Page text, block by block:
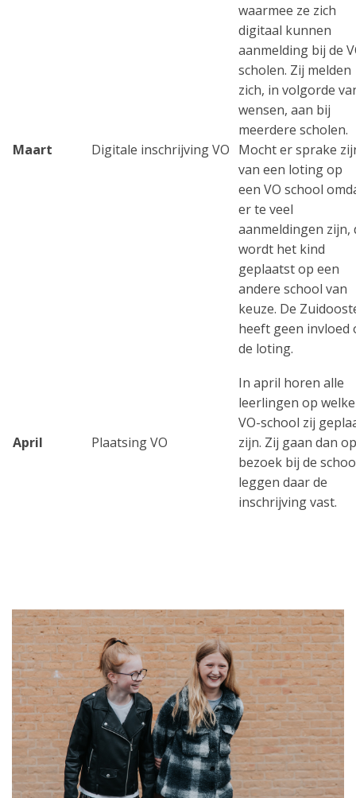
Maart Digitale inschrijving VO
waarmee ze zich
digitaal kunnen
aanmelding bij de
scholen. Zij melden
zich, in volgorde
wensen, aan bij
meerdere scholen.
Mocht er sprake
van een loting op
een VO school
er te veel
aanmeldingen zijn,
wordt het kind
geplaatst op een
andere school van
keuze. De
heeft geen invloed
de loting.
April Plaatsing VO
In april horen alle
leerlingen op welke
VO-school zij
zijn. Zij gaan dan op
bezoek bij de
leggen daar de
inschrijving vast.